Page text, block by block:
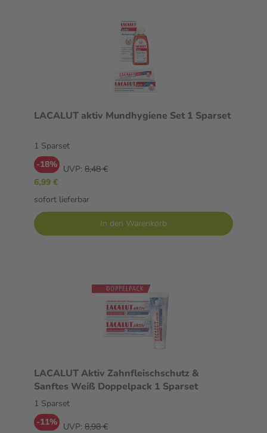
LACALUT aktiv Mundhygiene Set 1 Sparset
1 Sparset
-18% UVP: 8,48 €
6,99 €
sofort lieferbar
In den Warenkorb
LACALUT Aktiv Zahnfleischschutz &
Sanftes Weiß Doppelpack 1 Sparset
1 Sparset
-11% UVP: 8,98 €